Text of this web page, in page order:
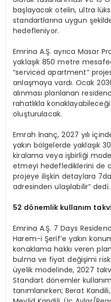
başlayacak otelin, ultra lüks
standartlarına uygun
hedefleniyor.
Emrina A.Ş. ayrıca Masar
yaklaşık 850 metre
“serviced apartment”
anlaşmaya vardı. Ocak
alınması planlanan
rahatlıkla
oluşturulacak.
Emrah İnanç, 2027 yılı
yakın bölgelerde yaklaşık
kiralama veya işbirliği
etmeyi hedeflediklerini de
projeye ilişkin detaylara
adresinden ulaşılabilir” dedi.
52 dönemlik kullanım
Emrina A.Ş. 7 Days
Harem-i Şerif’e yakın
konaklama hakkı veren
bulma ve fiyat değişimi
üyelik modelinde, 2027
Standart dönemler
tanımlanırken; Berat